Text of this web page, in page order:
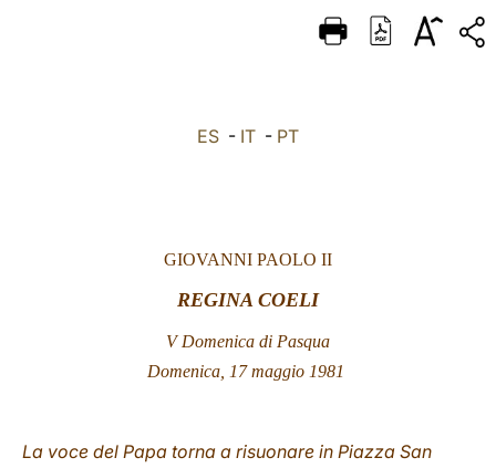
DEUTSCH
ES - IT - PT
GIOVANNI PAOLO II
REGINA COELI
V Domenica di Pasqua
Domenica, 17 maggio 1981
La voce del Papa torna a risuonare in Piazza San